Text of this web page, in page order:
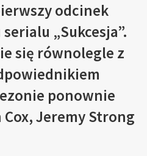
odcinek
„Sukcesja”.
się równolegle z
ponownie
Jeremy Strong